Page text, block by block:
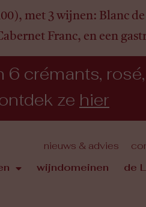
met 3 wijnen: Blanc
Franc, en een
6 crémants,
ze hier
nieuws & advies
wijndomeinen de